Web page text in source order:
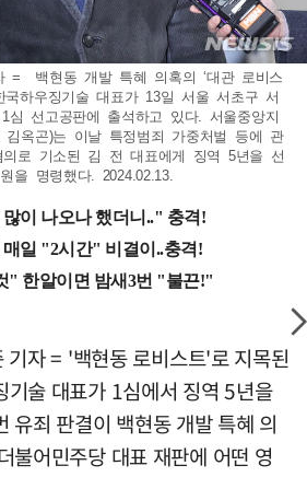
= 백현동 개발 특혜 의혹의 ‘대관 로비스
국하우징기술 대표가 13일 서울 서초구 서
심 선고공판에 출석하고 있다. 서울중앙지
김옥곤)는 이날 특정범죄 가중처벌 등에 관
의로 기소된 김 전 대표에게 징역 5년을 선
을 명령했다. 2024.02.13.
기자 = '백현동 로비스트'로 지목된
기술 대표가 1심에서 징역 5년을
유죄 판결이 백현동 개발 특혜 의
불어민주당 대표 재판에 어떤 영